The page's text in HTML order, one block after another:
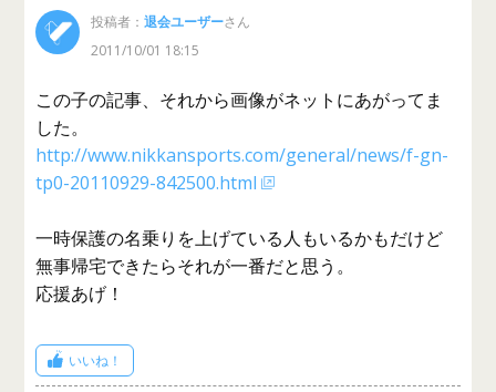
投稿者：退会ユーザーさん
2011/10/01 18:15
この子の記事、それから画像がネットにあがってま
した。
http://www.nikkansports.com/general/news/f-gn-
tp0-20110929-842500.html
一時保護の名乗りを上げている人もいるかもだけど
無事帰宅できたらそれが一番だと思う。
応援あげ！
いいね！